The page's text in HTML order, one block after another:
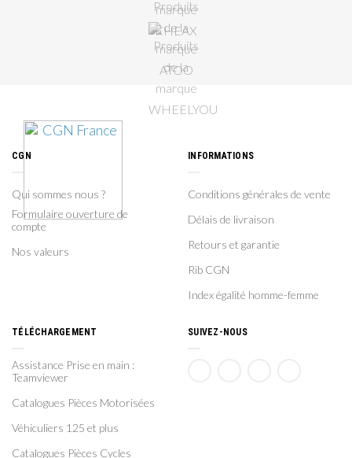
CGN
Qui sommes nous ?
Formulaire ouverture de
compte
Nos valeurs
INFORMATIONS
Conditions générales de vente
Délais de livraison
Retours et garantie
Rib CGN
Index égalité homme-femme
TÉLÉCHARGEMENT
Assistance Prise en main :
Teamviewer
Catalogues Pièces Motorisées
Véhiculiers 125 et plus
Catalogues Pièces Cycles
SUIVEZ-NOUS